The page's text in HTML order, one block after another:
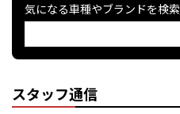
気になる車種やブランドを検索
スタッフ通信